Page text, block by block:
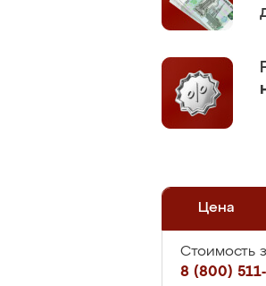
Цена
Стоимость
8 (800)